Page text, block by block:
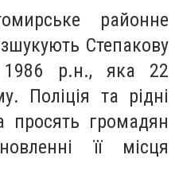
районне
Степакову
1986 р.н., яка 22
Поліція та рідні
просять громадян
її місця